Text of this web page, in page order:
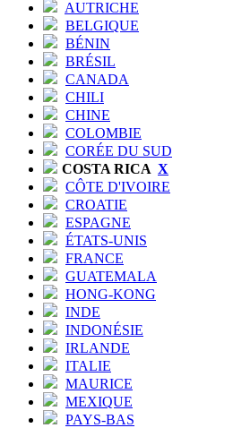
AUTRICHE
BELGIQUE
BÉNIN
BRÉSIL
CANADA
CHILI
CHINE
COLOMBIE
CORÉE DU SUD
COSTA RICA X
CÔTE D'IVOIRE
CROATIE
ESPAGNE
ÉTATS-UNIS
FRANCE
GUATEMALA
HONG-KONG
INDE
INDONÉSIE
IRLANDE
ITALIE
MAURICE
MEXIQUE
PAYS-BAS